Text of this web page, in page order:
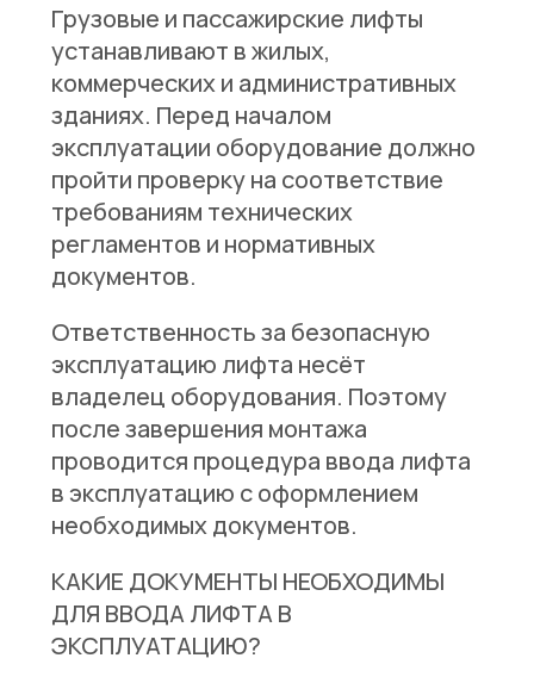
Грузовые и пассажирские лифты
устанавливают в жилых,
коммерческих и административных
зданиях. Перед началом
эксплуатации оборудование должно
пройти проверку на соответствие
требованиям технических
регламентов и нормативных
документов.
Ответственность за безопасную
эксплуатацию лифта несёт
владелец оборудования. Поэтому
после завершения монтажа
проводится процедура ввода лифта
в эксплуатацию с оформлением
необходимых документов.
КАКИЕ ДОКУМЕНТЫ НЕОБХОДИМЫ
ДЛЯ ВВОДА ЛИФТА В
ЭКСПЛУАТАЦИЮ?